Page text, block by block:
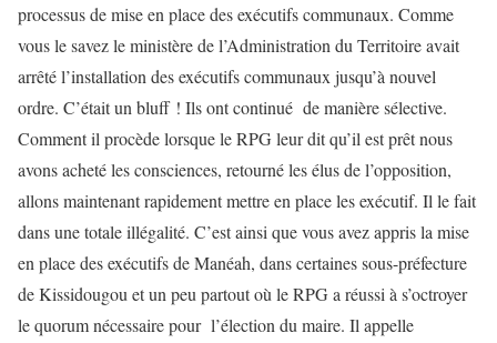
processus de mise en place des exécutifs communaux. Comme
vous le savez le ministère de l’Administration du Territoire avait
arrêté l’installation des exécutifs communaux jusqu’à nouvel
ordre. C’était un bluff ! Ils ont continué de manière sélective.
Comment il procède lorsque le RPG leur dit qu’il est prêt nous
avons acheté les consciences, retourné les élus de l’opposition,
allons maintenant rapidement mettre en place les exécutif. Il le fait
dans une totale illégalité. C’est ainsi que vous avez appris la mise
en place des exécutifs de Manéah, dans certaines sous-préfecture
de Kissidougou et un peu partout où le RPG a réussi à s’octroyer
le quorum nécessaire pour l’élection du maire. Il appelle